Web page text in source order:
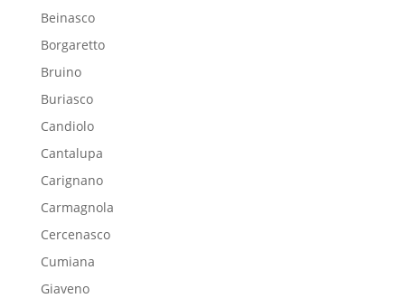
Beinasco
Borgaretto
Bruino
Buriasco
Candiolo
Cantalupa
Carignano
Carmagnola
Cercenasco
Cumiana
Giaveno